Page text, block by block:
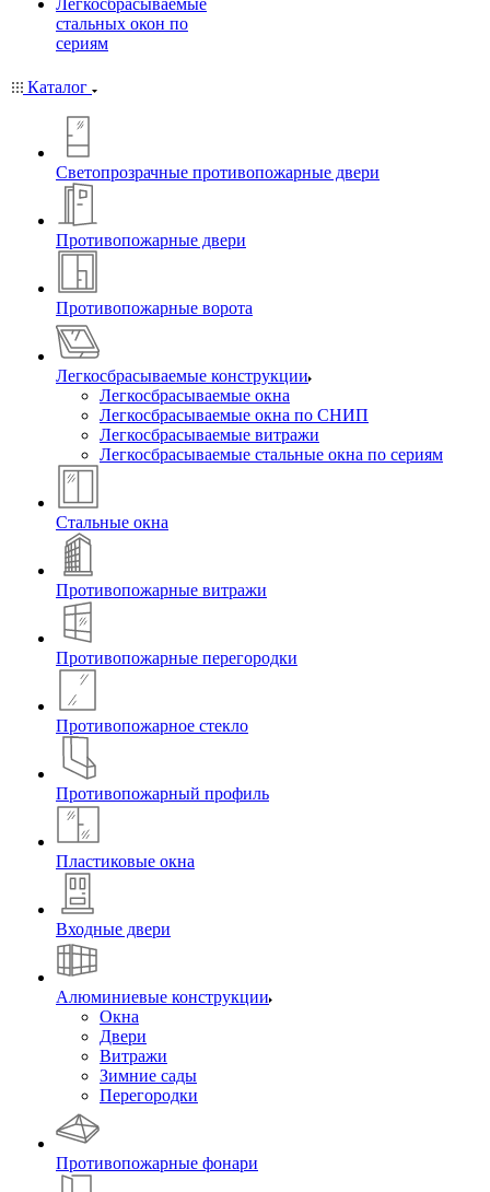
Легкосбрасываемые
стальных окон по
сериям
Каталог
Светопрозрачные противопожарные двери
Противопожарные двери
Противопожарные ворота
Легкосбрасываемые конструкции
Легкосбрасываемые окна
Легкосбрасываемые окна по СНИП
Легкосбрасываемые витражи
Легкосбрасываемые стальные окна по сериям
Стальные окна
Противопожарные витражи
Противопожарные перегородки
Противопожарное стекло
Противопожарный профиль
Пластиковые окна
Входные двери
Алюминиевые конструкции
Окна
Двери
Витражи
Зимние сады
Перегородки
Противопожарные фонари